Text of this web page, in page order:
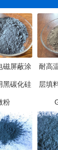
磁屏蔽涂
黑碳化硅
粉
耐高
层填